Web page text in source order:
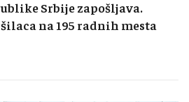
Srbije zapošljava.
na 195 radnih mesta